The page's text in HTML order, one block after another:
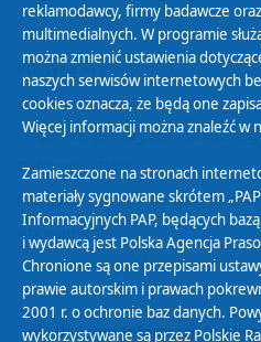
Polityka Prywatności
Zasady korzystania z Serwisu
Organizacje Pożytku
Cyfryzacja DAB+
Polityka ochrony danych
Abonament
Zamówienia publiczne
Biuletyn Informacji
reklamodawcy, firmy badawcze
multimedialnych. W programie
można zmienić ustawienia
naszych serwisów internetowych
cookies oznacza, że będą one
Więcej informacji można znaleźć w
Zamieszczone na stronach
materiały sygnowane skrótem
Informacyjnych PAP, będących
i wydawcą jest Polska Agencja
Chronione są one przepisami
prawie autorskim i prawach
2001 r. o ochronie baz danych.
wykorzystywane są przez Polskie